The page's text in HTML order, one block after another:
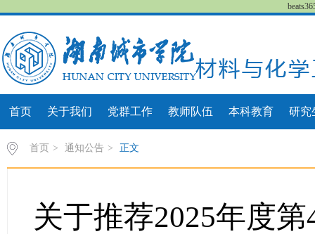
首页 关于我们 党群工作 教师队伍 本科教育 研究
首页 > 通知公告 > 正文
关于推荐2025年度